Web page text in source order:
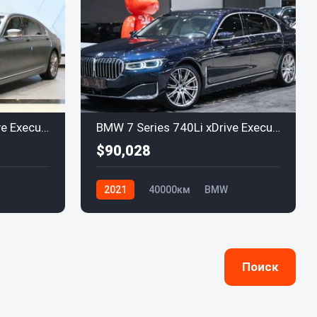
BMW 7 Series 740Li xDrive Executive Luxury Package (G11/G12, LCI) 2019 BMW 7 Series 740Li xDrive Executive Luxury Package 2021
$90,028
2021 40000км BMW
Поиск